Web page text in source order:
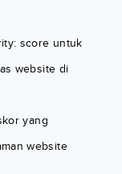
score untuk
website di
yang
website